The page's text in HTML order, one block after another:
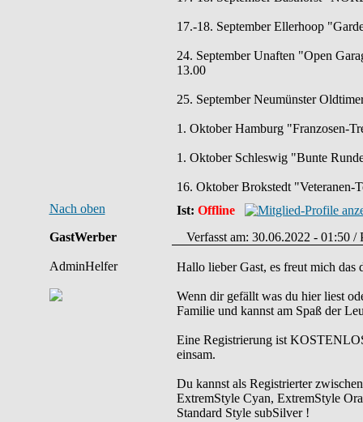
17.-18. September Ellerhoop
24. September Unaften "Open
13.00
25. September Neumünster
1. Oktober Hamburg "Franzosen-
1. Oktober Schleswig "Bunte
16. Oktober Brokstedt "Veteranen-
Nach oben
Ist: Offline
GastWerber
AdminHelfer
Verfasst am: 30.06.2022 - 01:50 /
Hallo lieber Gast, es freut mich das
Wenn dir gefällt was du hier liest
Familie und kannst am Spaß der
Eine Registrierung ist
einsam.
Du kannst als Registrierter
ExtremStyle Cyan, ExtremStyle
Standard Style subSilver !